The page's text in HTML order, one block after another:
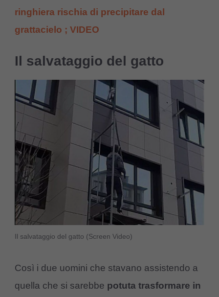
ringhiera rischia di precipitare dal
grattacielo ; VIDEO
Il salvataggio del gatto
Il salvataggio del gatto (Screen Video)
Così i due uomini che stavano assistendo a
quella che si sarebbe potuta trasformare in